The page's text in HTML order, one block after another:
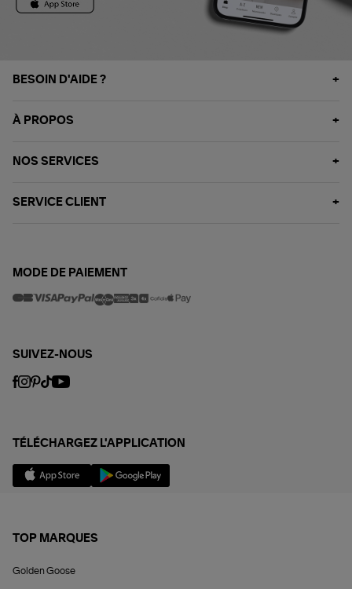
BESOIN D'AIDE ?
À PROPOS
NOS SERVICES
SERVICE CLIENT
MODE DE PAIEMENT
SUIVEZ-NOUS
TÉLÉCHARGEZ L'APPLICATION
TOP MARQUES
Golden Goose